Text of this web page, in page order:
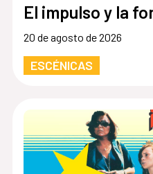
El impulso y la
20 de agosto de 2026
ESCÉNICAS